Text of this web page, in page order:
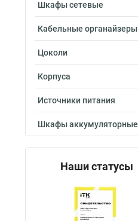
Шкафы сетевые
Кабельные органайзеры
Цоколи
Корпуса
Источники питания
Шкафы аккумуляторные
Наши статусы